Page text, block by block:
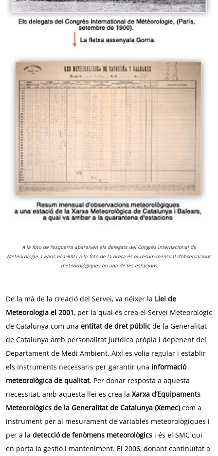
A la foto de l’esquerra apareixen els delegats del Congrès Internacional de
Meteorologie a París el 1900 i a la foto de la dreta és el resum mensual d’observacions
meteorològiques en una de les estacions
De la mà de la creació del Servei, va néixer la Llei de
Meteorologia el 2001, per la qual es crea el Servei Meteorològic
de Catalunya com una entitat de dret públic de la Generalitat
de Catalunya amb personalitat jurídica pròpia i depenent del
Departament de Medi Ambient. Així es volia regular i establir
els instruments necessaris per garantir una informació
meteorològica de qualitat. Per donar resposta a aquesta
necessitat, amb aquesta llei es crea la Xarxa d’Equipaments
Meteorològics de la Generalitat de Catalunya (Xemec)com a
instrument per al mesurament de variables meteorològiques i
per a la detecció de fenòmens meteorològics i és el SMC qui
en porta la gestió i manteniment. El 2006, donant continuïtat a